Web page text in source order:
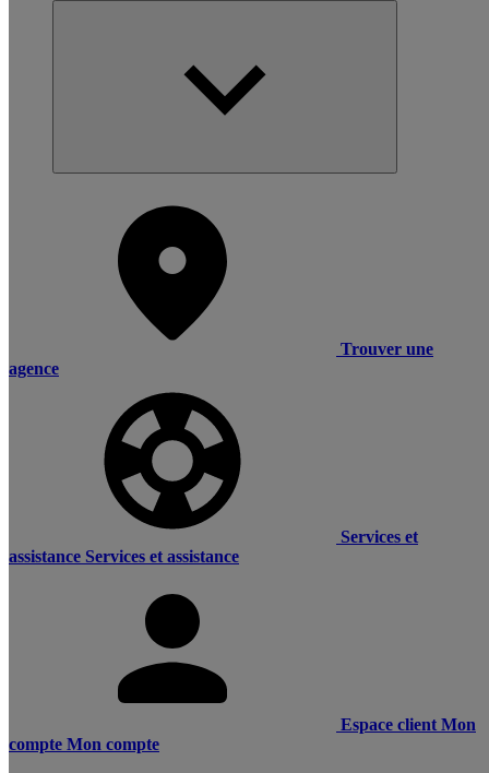
Trouver une
agence
Services et
assistance Services et assistance
Espace client Mon
compte Mon compte